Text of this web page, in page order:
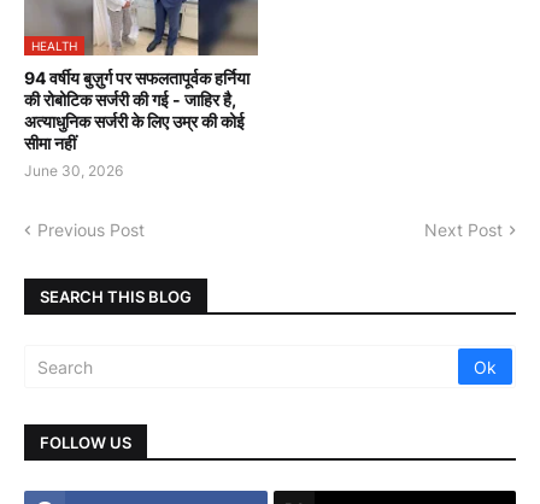
HEALTH
94 वर्षीय बुज़ुर्ग पर सफलतापूर्वक हर्निया
की रोबोटिक सर्जरी की गई - जाहिर है,
अत्याधुनिक सर्जरी के लिए उम्र की कोई
सीमा नहीं
June 30, 2026
Previous Post Next Post
SEARCH THIS BLOG
FOLLOW US